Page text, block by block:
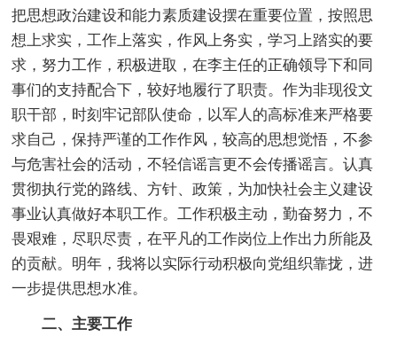
把思想政治建设和能力素质建设摆在重要位置，按照思
想上求实，工作上落实，作风上务实，学习上踏实的要
求，努力工作，积极进取，在李主任的正确领导下和同
事们的支持配合下，较好地履行了职责。作为非现役文
职干部，时刻牢记部队使命，以军人的高标准来严格要
求自己，保持严谨的工作作风，较高的思想觉悟，不参
与危害社会的活动，不轻信谣言更不会传播谣言。认真
贯彻执行党的路线、方针、政策，为加快社会主义建设
事业认真做好本职工作。工作积极主动，勤奋努力，不
畏艰难，尽职尽责，在平凡的工作岗位上作出力所能及
的贡献。明年，我将以实际行动积极向党组织靠拢，进
一步提供思想水准。
二、主要工作